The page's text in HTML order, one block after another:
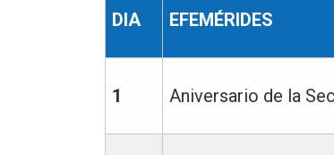
DIA EFEMÉRIDES
1 Aniversario de la